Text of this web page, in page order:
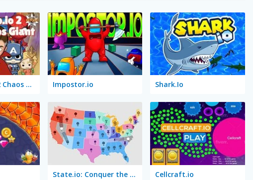
SuperHero.io 2 Chaos Giant Impostor.io Shark.Io
State.io: Conquer the World Cellcraft.io